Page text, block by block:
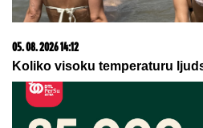
PROCVETALA
štiklama i
pokazala
(Foto)